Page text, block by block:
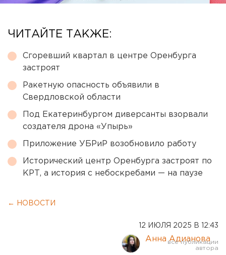
ЧИТАЙТЕ ТАКЖЕ:
Сгоревший квартал в центре Оренбурга
застроят
Ракетную опасность объявили в
Свердловской области
Под Екатеринбургом диверсанты взорвали
создателя дрона «Упырь»
Приложение УБРиР возобновило работу
Исторический центр Оренбурга застроят по
КРТ, а история с небоскребами — на паузе
← НОВОСТИ
12 ИЮЛЯ 2025 В 12:43
Анна Адианова